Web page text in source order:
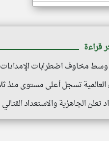
قراءة
وسط مخاوف اضطرابات
العالمية تسجل أعلى مستوى منذ
تعلن الجاهزية والاستعداد